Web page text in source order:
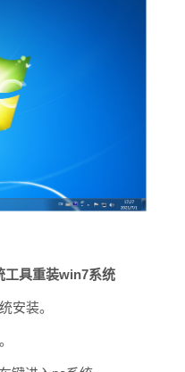
工具重装win7系统
安装。